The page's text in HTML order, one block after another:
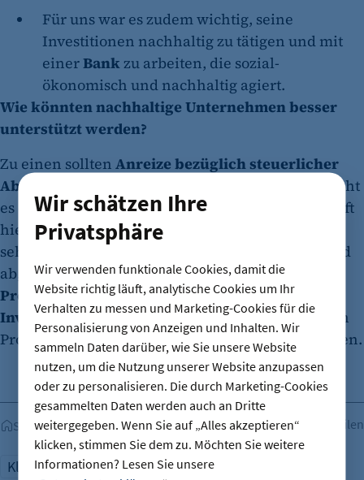
Wir schätzen Ihre
Privatsphäre
Wir verwenden funktionale Cookies, damit die
Website richtig läuft, analytische Cookies um Ihr
Verhalten zu messen und Marketing-Cookies für die
Personalisierung von Anzeigen und Inhalten. Wir
sammeln Daten darüber, wie Sie unsere Website
nutzen, um die Nutzung unserer Website anzupassen
oder zu personalisieren. Die durch Marketing-Cookies
gesammelten Daten werden auch an Dritte
weitergegeben. Wenn Sie auf „Alles akzeptieren“
klicken, stimmen Sie dem zu. Möchten Sie weitere
Informationen? Lesen Sie unsere
Für uns war es zudem wichtig, seine
Investitionen nachhaltig zu tätigen und mit
einerBankzu arbeiten, die sozial-
ökonomisch und nachhaltig agiert.
Wie könnten nachhaltige Unternehmen besser
unterstützt werden?
Zu einen sollten Anreize bezüglich steuerlicher
Abgaben
geschaffen werden. Zum anderen braucht
es eine stärkere Förderkultur. Die Förderlandschaft
hierzulande ist im Vergleich zu anderen Ländern
sehr begrenzt: Viele Startups wandern ins Ausland
ab, weil die Hilfe dort besser ist. Wir brauchen
Programme für Finanzierungs- und
Investitionsmöglichkeiten, deren Gelder zügig in
Projekte, Produkte und bestehende Systeme fließen.
Startseite Teilen
Klimaschutz